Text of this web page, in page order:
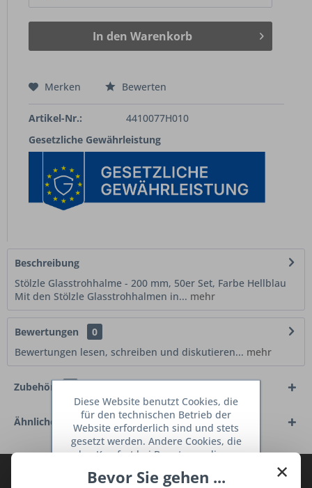
In den Warenkorb
Merken Bewerten
Artikel-Nr.:
4410077H010
Gesetzliche Gewährleistung
Beschreibung
Stölzle Glasstrohhalme - 200 mm, 50er Set, Farbe Hellblau
Mit den Stölzle Glasstrohhalmen in... mehr
Bewertungen
0
Bewertungen lesen, schreiben und diskutieren... mehr
Zubehör
Ähnliche Artikel
Abonnieren Sie den kostenlosen Deine
×
Bevor Sie gehen ...
Diese Website benutzt Cookies, die
für den technischen Betrieb der
Website erforderlich sind und stets
gesetzt werden. Andere Cookies, die
den Komfort bei Benutzung dieser
dienen oder die Interaktion mit